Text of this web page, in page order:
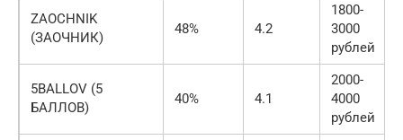
ZAOCHNIK
(ЗАОЧНИК)
48% 4.2
1800-
3000
рублей
5BALLOV (5
БАЛЛОВ)
40% 4.1
2000-
4000
рублей